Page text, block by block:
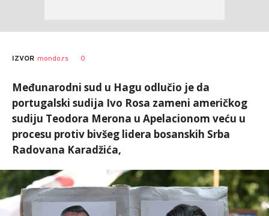
IZVOR mondo.rs 0
Međunarodni sud u Hagu odlučio je da
portugalski sudija Ivo Rosa zameni američkog
sudiju Teodora Merona u Apelacionom veću u
procesu protiv bivšeg lidera bosanskih Srba
Radovana Karadžića,